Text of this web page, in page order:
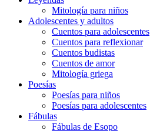
Mitología para niños
Adolescentes y adultos
Cuentos para adolescentes
Cuentos para reflexionar
Cuentos budistas
Cuentos de amor
Mitología griega
Poesías
Poesías para niños
Poesías para adolescentes
Fábulas
Fábulas de Esopo